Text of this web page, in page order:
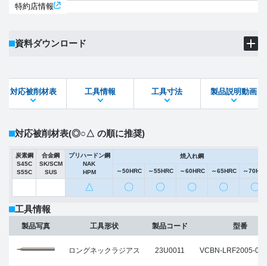
特約店情報
資料ダウンロード
STEPファイル DXFファイル
対応被削材表 工具情報 工具寸法 製品説明動画
対応被削材表(◎○△ の順に推奨)
炭素鋼
S45C
S55C
合金鋼
SK/SCM
SUS
プリハードン鋼
NAK
HPM
焼入れ鋼
～50HRC ～55HRC ～60HRC ～65HRC ～
△ 〇 〇 〇 〇 〇
工具情報
製品写真 工具形状
ロングネックラジアス
製品コード
23U0011
型番
VCBN-LRF2005-